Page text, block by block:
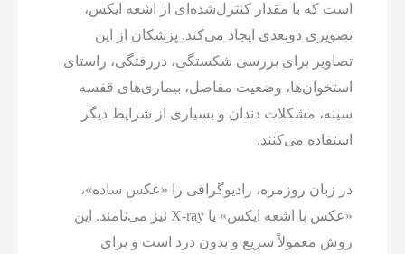
است که با مقدار کنترل‌شده‌ای از اشعه ایکس،
تصویری دوبعدی ایجاد می‌کند. پزشکان از این
تصاویر برای بررسی شکستگی، دررفتگی، راستای
استخوان‌ها، وضعیت مفاصل، بیماری‌های قفسه
سینه، مشکلات دندان و بسیاری از شرایط دیگر
استفاده می‌کنند.
در زبان روزمره، رادیوگرافی را «عکس ساده»،
«عکس با اشعه ایکس» یا X-ray نیز می‌نامند. این
روش معمولاً سریع و بدون درد است و برای